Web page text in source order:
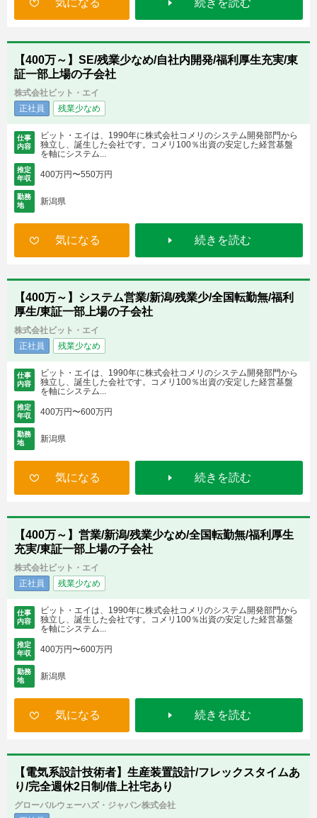
気になる 続きを読む
【400万～】SE/残業少なめ/自社内開発/福利厚生充実/東
証一部上場の子会社
株式会社ビット・エイ
正社員
残業少なめ
仕事
内容
ビット・エイは、1990年に株式会社コメリのシステム開発部門から
独立し、誕生した会社です。コメリ100％出資の安定した経営基盤
を軸にシステム...
推定
年収
400万円〜550万円
勤務
地
新潟県
気になる 続きを読む
【400万～】システム営業/新潟/残業少/全国転勤無/福利
厚生/東証一部上場の子会社
株式会社ビット・エイ
正社員
残業少なめ
仕事
内容
ビット・エイは、1990年に株式会社コメリのシステム開発部門から
独立し、誕生した会社です。コメリ100％出資の安定した経営基盤
を軸にシステム...
推定
年収
400万円〜600万円
勤務
地
新潟県
気になる 続きを読む
【400万～】営業/新潟/残業少なめ/全国転勤無/福利厚生
充実/東証一部上場の子会社
株式会社ビット・エイ
正社員
残業少なめ
仕事
内容
ビット・エイは、1990年に株式会社コメリのシステム開発部門から
独立し、誕生した会社です。コメリ100％出資の安定した経営基盤
を軸にシステム...
推定
年収
400万円〜600万円
勤務
地
新潟県
気になる 続きを読む
【電気系設計技術者】生産装置設計/フレックスタイムあ
り/完全週休2日制/借上社宅あり
グローバルウェーハズ・ジャパン株式会社